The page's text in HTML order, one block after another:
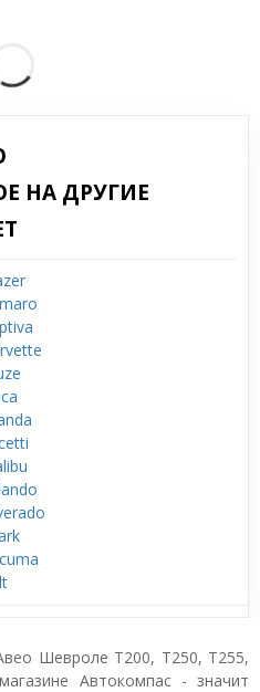
НА ДРУГИЕ
Шевроле T200, T250, T255,
Автокомпас - значит